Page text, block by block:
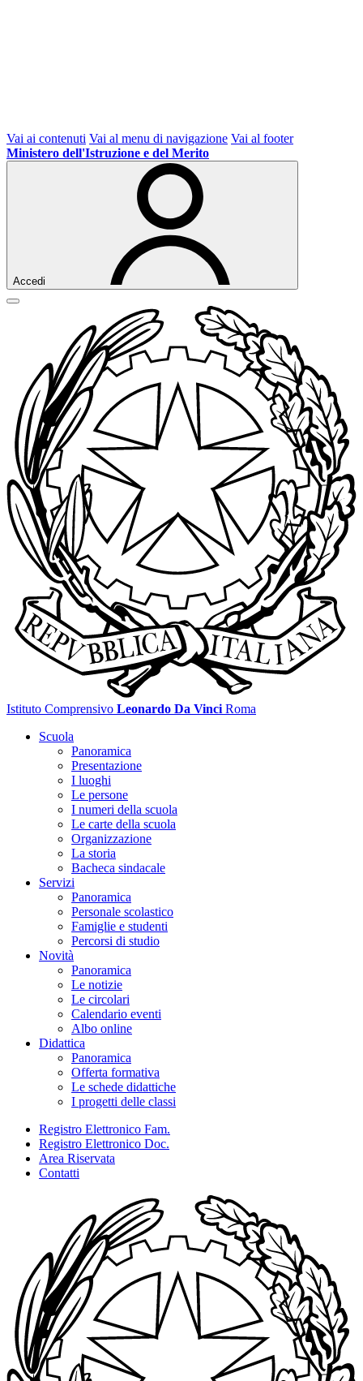
Vai ai contenuti Vai al menu di navigazione Vai al footer
Ministero dell'Istruzione e del Merito
Accedi
Istituto Comprensivo Leonardo Da Vinci Roma
Scuola
Panoramica
Presentazione
I luoghi
Le persone
I numeri della scuola
Le carte della scuola
Organizzazione
La storia
Bacheca sindacale
Servizi
Panoramica
Personale scolastico
Famiglie e studenti
Percorsi di studio
Novità
Panoramica
Le notizie
Le circolari
Calendario eventi
Albo online
Didattica
Panoramica
Offerta formativa
Le schede didattiche
I progetti delle classi
Registro Elettronico Fam.
Registro Elettronico Doc.
Area Riservata
Contatti